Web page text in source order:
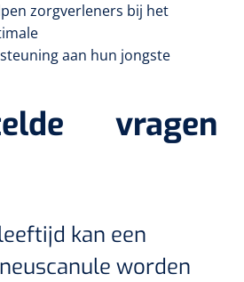
argent
interface transparente
zorgverleners bij het
aan hun jongste
vragen
kan een
worden